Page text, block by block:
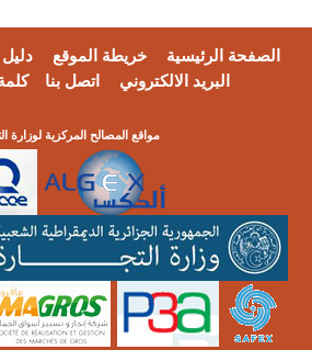
الصفحة الرئيسية خريطة الموقع دليل
البريد الالكتروني
اتصل بنا
مواقع المصالح المركزية لوزارة